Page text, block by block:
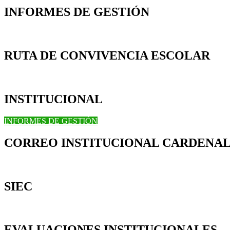
INFORMES DE GESTIÓN
RUTA DE CONVIVENCIA ESCOLAR
INSTITUCIONAL
INFORMES DE GESTIÓN
CORREO INSTITUCIONAL
SIEC